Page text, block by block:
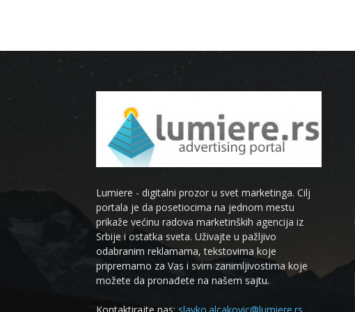
Lumiere - digitalni prozor u svet marketinga. Cilj
portala je da posetiocima na jednom mestu
prikaže većinu radova marketinških agencija iz
Srbije i ostatka sveta. Uživajte u pažljivo
odabranim reklamama, tekstovima koje
pripremamo za Vas i svim zanimljivostima koje
možete da pronađete na našem sajtu.